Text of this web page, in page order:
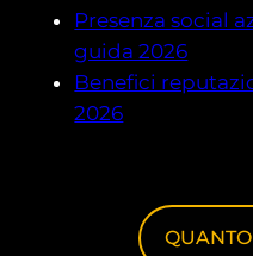
Presenza social
guida 2026
Benefici
2026